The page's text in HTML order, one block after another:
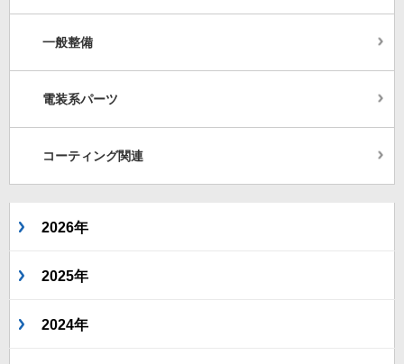
一般整備
電装系パーツ
コーティング関連
2026年
2025年
2024年